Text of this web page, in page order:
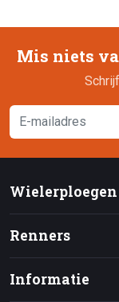
Mis niets
Wielerploegen
Renners
Informatie